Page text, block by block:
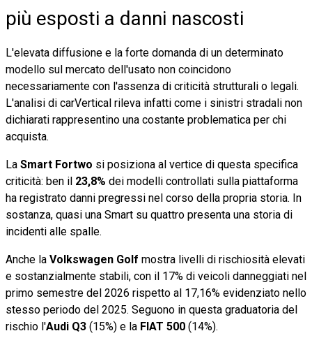
più esposti a danni nascosti
L'elevata diffusione e la forte domanda di un determinato
modello sul mercato dell'usato non coincidono
necessariamente con l'assenza di criticità strutturali o legali.
L'analisi di carVertical rileva infatti come i sinistri stradali non
dichiarati rappresentino una costante problematica per chi
acquista.
La Smart Fortwo si posiziona al vertice di questa specifica
criticità: ben il 23,8% dei modelli controllati sulla piattaforma
ha registrato danni pregressi nel corso della propria storia. In
sostanza, quasi una Smart su quattro presenta una storia di
incidenti alle spalle.
Anche la Volkswagen Golf mostra livelli di rischiosità elevati
e sostanzialmente stabili, con il 17% di veicoli danneggiati nel
primo semestre del 2026 rispetto al 17,16% evidenziato nello
stesso periodo del 2025. Seguono in questa graduatoria del
rischio l'Audi Q3 (15%) e la FIAT 500 (14%).